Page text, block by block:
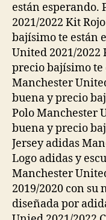
están esperando.
2021/2022 Kit
bajísimo te están
United 2021/2022
precio bajísimo te
Manchester
buena y precio
Polo Manchester
buena y precio
Jersey adidas
Logo adidas y
Manchester
2019/2020 con su
diseñada por